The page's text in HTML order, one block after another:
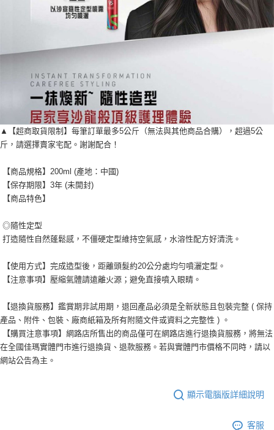
▲【超商取貨限制】每筆訂單最多5公斤（無法與其他商品合購），超過5公
斤，請選擇賣家宅配。謝謝配合！
【商品規格】200ml (產地：中國)
【保存期限】3年 (未開封)
【商品特色】
◎隨性定型
打造隨性自然蓬鬆感，不僵硬定型維持空氣感，水溶性配方好清洗。
【使用方式】完成造型後，距離頭髮約20公分處均勻噴灑定型。
【注意事項】壓縮氣體請遠離火源；避免直接噴入眼睛。
【退換貨服務】鑑賞期非試用期，退回產品必須是全新狀態且包裝完整 ( 保持
產品、附件、包裝、廠商紙箱及所有附隨文件或資料之完整性 ) 。
【購買注意事項】網路店所售出的商品僅可在網路店進行退換貨服務，將無法
在全國佳瑪實體門市進行退換貨、退款服務。若與實體門市價格不同時，請以
網站公告為主。
顯示電腦版詳細說明
客服